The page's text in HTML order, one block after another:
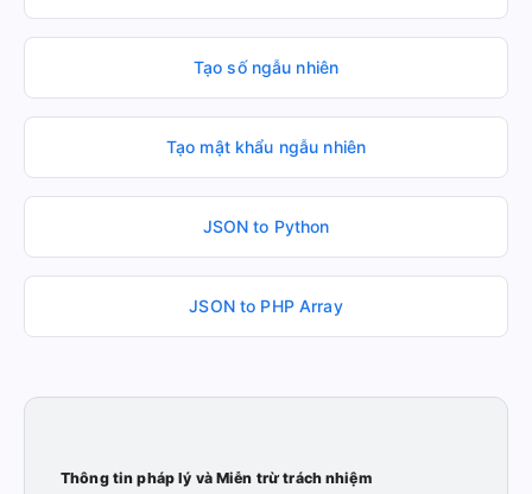
Tạo số ngẫu nhiên
Tạo mật khẩu ngẫu nhiên
JSON to Python
JSON to PHP Array
Thông tin pháp lý và Miễn trừ trách nhiệm